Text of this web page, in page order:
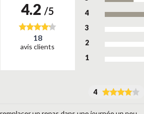
4.2 /5
18
avis clients
4
3
2
1
4